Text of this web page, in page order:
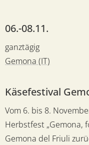
06.-08.11.
ganztägig
Gemona (IT)
Käsefestival
Vom 6. bis 8.
Herbstfest „Gemona,
Gemona del Friuli